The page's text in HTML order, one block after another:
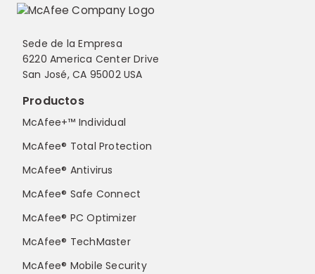
Sede de la Empresa
6220 America Center Drive
San José, CA 95002 USA
Productos
McAfee+™ Individual
McAfee® Total Protection
McAfee® Antivirus
McAfee® Safe Connect
McAfee® PC Optimizer
McAfee® TechMaster
McAfee® Mobile Security